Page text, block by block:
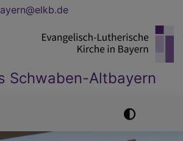
Schwaben-Altbayern